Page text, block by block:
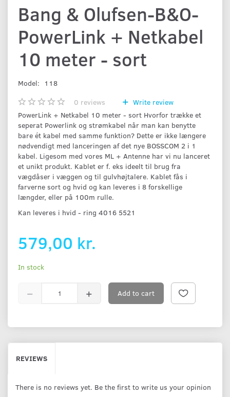
Bang & Olufsen-B&O-
PowerLink + Netkabel
10 meter - sort
Model:
118
0 reviews
Write review
PowerLink + Netkabel 10 meter - sort Hvorfor trække et
seperat Powerlink og strømkabel når man kan benytte
bare ét kabel med samme funktion? Dette er ikke længere
nødvendigt med lanceringen af det nye BOSSCOM 2 i 1
kabel. Ligesom med vores ML + Antenne har vi nu lanceret
et unikt produkt. Kablet er f. eks ideelt til brug fra
vægdåser i væggen og til gulvhøjtalere. Kablet fås i
farverne sort og hvid og kan leveres i 8 forskellige
længder, eller på 100m rulle.
Kan leveres i hvid - ring 4016 5521
579,00 kr.
In stock
Add to cart
REVIEWS
There is no reviews yet. Be the first to write us your opinion